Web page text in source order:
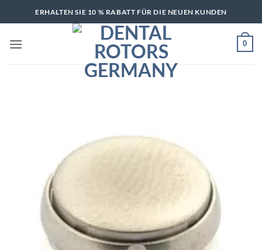
Inhalt
ERHALTEN SIE 10 % RABATT FÜR DIE NEUEN KUNDEN
0